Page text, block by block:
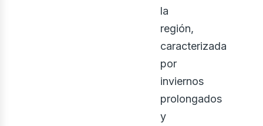
la
región,
caracterizada
por
inviernos
prolongados
y